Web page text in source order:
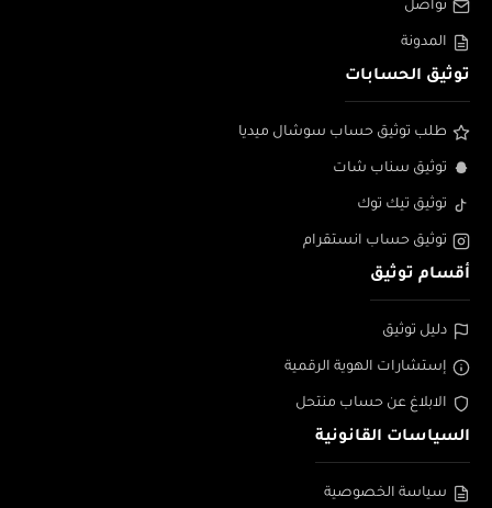
تواصل
المدونة
توثيق الحسابات
طلب توثيق حساب سوشال ميديا
توثيق سناب شات
توثيق تيك توك
توثيق حساب انستقرام
أقسام توثيق
دليل توثيق
إستشارات الهوية الرقمية
الابلاغ عن حساب منتحل
السياسات القانونية
سياسة الخصوصية